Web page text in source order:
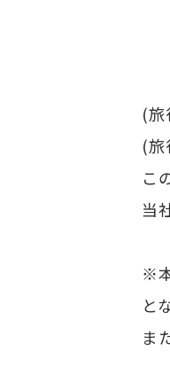
(
(
こ
当
※
と
ま